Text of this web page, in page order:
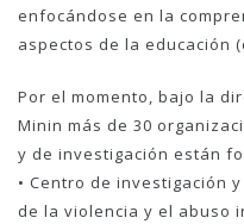
enfocándose en la
aspectos de la educación
Por el momento, bajo la
Minin más de 30
y de investigación están
• Centro de investigación
de la violencia y el abuso